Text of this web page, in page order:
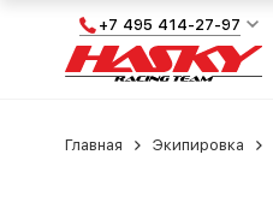
+7 495 414-27-97
Главная Экипировка